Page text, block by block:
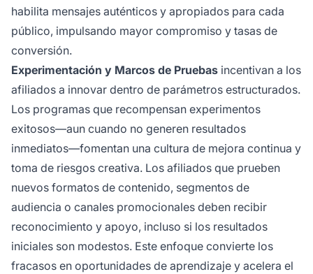
habilita mensajes auténticos y apropiados para cada
público, impulsando mayor compromiso y tasas de
conversión.
Experimentación y Marcos de Pruebas incentivan a los
afiliados a innovar dentro de parámetros estructurados.
Los programas que recompensan experimentos
exitosos—aun cuando no generen resultados
inmediatos—fomentan una cultura de mejora continua y
toma de riesgos creativa. Los afiliados que prueben
nuevos formatos de contenido, segmentos de
audiencia o canales promocionales deben recibir
reconocimiento y apoyo, incluso si los resultados
iniciales son modestos. Este enfoque convierte los
fracasos en oportunidades de aprendizaje y acelera el